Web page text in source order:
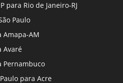
para Rio de Janeiro-RJ
Paulo
AM
Avaré
Pernambuco
para Acre